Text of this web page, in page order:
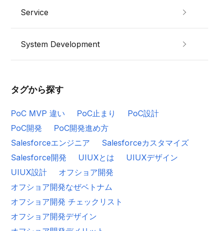
Service
System Development
タグから探す
PoC MVP 違い PoC止まり
PoC設計
PoC開発
PoC開発進め方
Salesforceエンジニア
Salesforceカスタマイズ
Salesforce開発
UIUXとは
UIUXデザイン
UIUX設計
オフショア開発
オフショア開発なぜベトナム
オフショア開発 チェックリスト
オフショア開発デザイン